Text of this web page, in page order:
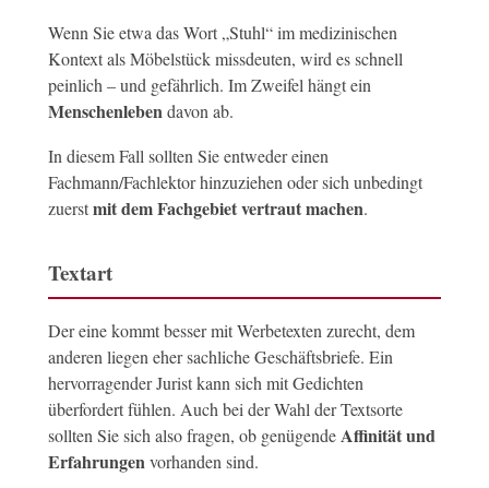
Wenn Sie etwa das Wort „Stuhl“ im medizinischen
Kontext als Möbelstück missdeuten, wird es schnell
peinlich – und gefährlich. Im Zweifel hängt ein
Menschenleben davon ab.
In diesem Fall sollten Sie entweder einen
Fachmann/Fachlektor hinzuziehen oder sich unbedingt
zuerstmit dem Fachgebiet vertraut machen.
Textart
Der eine kommt besser mit Werbetexten zurecht, dem
anderen liegen eher sachliche Geschäftsbriefe. Ein
hervorragender Jurist kann sich mit Gedichten
überfordert fühlen. Auch bei der Wahl der Textsorte
sollten Sie sich also fragen, ob genügendeAffinität und
Erfahrungen vorhanden sind.